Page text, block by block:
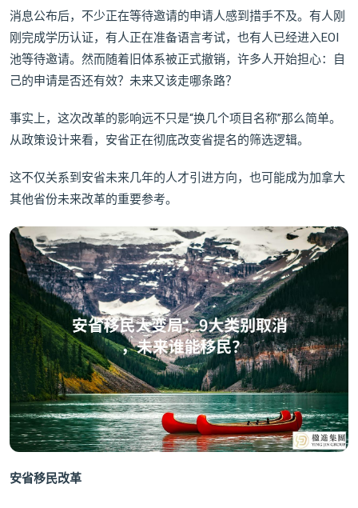
消息公布后，不少正在等待邀请的申请人感到措手不及。有人刚
刚完成学历认证，有人正在准备语言考试，也有人已经进入EOI
池等待邀请。然而随着旧体系被正式撤销，许多人开始担心：自
己的申请是否还有效？未来又该走哪条路？
事实上，这次改革的影响远不只是“换几个项目名称”那么简单。
从政策设计来看，安省正在彻底改变省提名的筛选逻辑。
这不仅关系到安省未来几年的人才引进方向，也可能成为加拿大
其他省份未来改革的重要参考。
安省移民改革